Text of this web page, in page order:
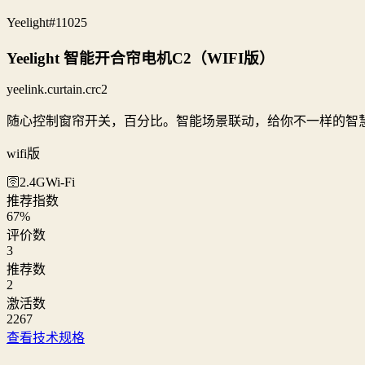
Yeelight#11025
Yeelight 智能开合帘电机C2（WIFI版）
yeelink.curtain.crc2
随心控制窗帘开关，百分比。智能场景联动，给你不一样的智
wifi版
🛜2.4GWi‑Fi
推荐指数
67%
评价数
3
推荐数
2
激活数
2267
查看技术规格